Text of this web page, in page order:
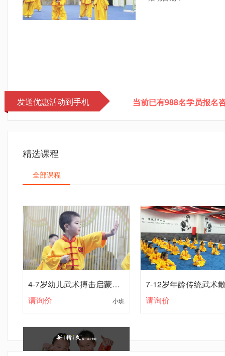
发送优惠活动到手机 当前已有988名学员报名
精选课程
全部课程
4-7岁幼儿武术搏击启蒙课程
请询价 小班 请询价